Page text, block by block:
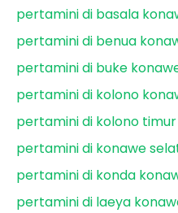
pertamini di basala
pertamini di benua
pertamini di buke
pertamini di kolono
pertamini di kolono
pertamini di konawe
pertamini di konda
pertamini di laeya